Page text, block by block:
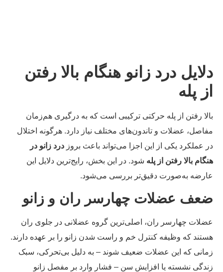
درد زانو هنگام بالا رفتن
پله
رفتن از پله حرکتی ترکیبی است که به درگیری هم‌زمان
عضلات و تاندون‌های مختلف نیاز دارد. هرگونه اختلال
عملکرد یکی از این اجزا می‌تواند باعث بروزدرد زانو در
بالا رفتن از پله شود. در این بخش، رایج‌ترین دلایل این
به‌صورت دقیق‌تر بررسی می‌شود.
عضلات چهارسر ران و زانو
چهارسر ران، اصلی‌ترین گروه عضلانی در جلوی ران
که وظیفه کنترل خم و راست شدن زانو را بر عهده دارند.
که این عضلات ضعیف شوند – به دلیل بی‌تحرکی، سبک
نشسته یا افزایش سن – فشار وارد بر مفصل زانو